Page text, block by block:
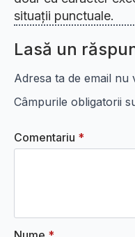
situații punctuale.
Lasă un
Adresa ta de email nu
Câmpurile obligatorii
Comentariu *